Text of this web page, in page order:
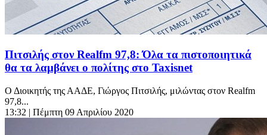
Πιτσιλής στον Realfm 97,8: Όλα τα πιστοποιητικά
θα τα λαμβάνει ο πολίτης στο Taxisnet
Ο Διοικητής της ΑΑΔΕ, Γιώργος Πιτσιλής, μιλώντας στον Realfm
97,8...
13:32 | Πέμπτη 09 Απριλίου 2020